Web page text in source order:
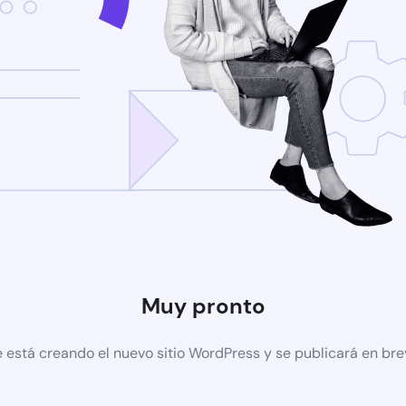
Muy pronto
está creando el nuevo sitio WordPress y se publicará en